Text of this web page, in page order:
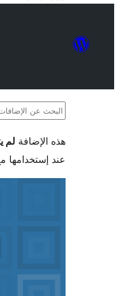
البحث
الإضافات
هذه الإضافة لم
عند